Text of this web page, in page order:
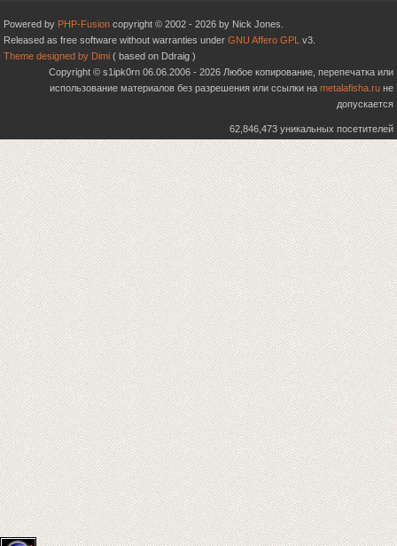
Powered by PHP-Fusion copyright © 2002 - 2026 by Nick Jones.
Released as free software without warranties under GNU Affero GPL v3.
Theme designed by Dimi ( based on Ddraig )
Copyright © s1ipk0rn 06.06.2006 - 2026 Любое копирование, перепечатка или
использование материалов без разрешения или ссылки на metalafisha.ru не
допускается
62,846,473 уникальных посетителей